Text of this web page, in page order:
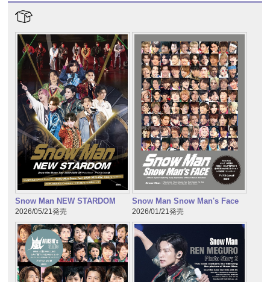
Snow Man NEW STARDOM
2026/05/21発売
Snow Man Snow Man's Face
2026/01/21発売